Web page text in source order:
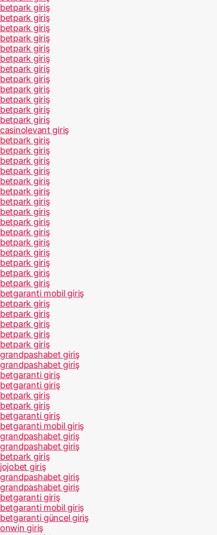
betpark giriş
betpark giriş
betpark giriş
betpark giriş
betpark giriş
betpark giriş
betpark giriş
betpark giriş
betpark giriş
betpark giriş
betpark giriş
betpark giriş
casinolevant giriş
betpark giriş
betpark giriş
betpark giriş
betpark giriş
betpark giriş
betpark giriş
betpark giriş
betpark giriş
betpark giriş
betpark giriş
betpark giriş
betpark giriş
betpark giriş
betpark giriş
betpark giriş
betgaranti mobil giriş
betpark giriş
betpark giriş
betpark giriş
betpark giriş
betpark giriş
grandpashabet giriş
grandpashabet giriş
betgaranti giriş
betgaranti giriş
betpark giriş
betpark giriş
betgaranti giriş
betgaranti mobil giriş
grandpashabet giriş
grandpashabet giriş
betpark giriş
jojobet giriş
grandpashabet giriş
grandpashabet giriş
betgaranti giriş
betgaranti mobil giriş
betgaranti güncel giriş
onwin giriş